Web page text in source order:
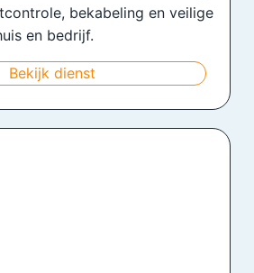
bekabeling en veilige
en bedrijf.
Bekijk dienst